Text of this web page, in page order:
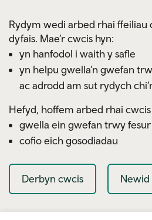
Rydym wedi arbed rhai ffeiliau
dyfais. Mae’r cwcis hyn:
yn hanfodol i waith y safle
yn helpu gwella’n gwefan
ac adrodd am sut rydych
Hefyd, hoffem arbed rhai
gwella ein gwefan trwy fesur
cofio eich gosodiadau
Derbyn cwcis Newid